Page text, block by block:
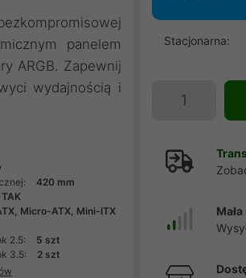
panelem
ARGB. Zapewnij
wydajnością i
420 mm
TAK
Micro-ATX, Mini-ITX
2.5:
5 szt
3.5:
2 szt
Stacjonarna: